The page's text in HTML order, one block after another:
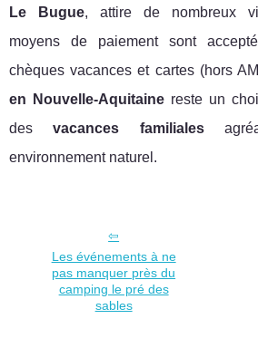
Le Bugue, attire de nombreux
moyens de paiement sont
chèques vacances et cartes (hors
en Nouvelle-Aquitaine reste un
desvacances familiales
environnement naturel.
Les événements à ne
pas manquer près du
camping le pré des
sables